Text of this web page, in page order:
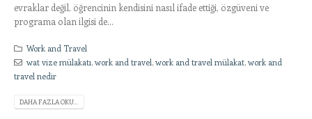
evraklar değil, öğrencinin kendisini nasıl ifade ettiği, özgüveni ve
programa olan ilgisi de...
Work and Travel
wat vize mülakatı,work and travel,work and travel mülakat,work and
travel nedir
DAHA FAZLA OKU...